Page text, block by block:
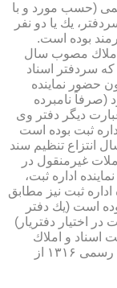
اسناد رسمی (حسب مورد و با
یك یا دو نفر
بوده است.
املاك مصوب سال
۱۳۱۶، در صورتی كه سردفتر اسناد
حضور نماینده
(صرفاً نامبرده
دیگر دفتر وی
ثبت بوده است
بعد، (ازسال ۱۳۱۶، یعنی سال انتزاع تنظیم سند
غیرمنقول در
اداره ثبت،
ثبت نیز مطابق
بوده است (یك دفتر
در اختیار دفتریار)
اسناد و املاك
مصوب ۱۳۱۰ از یك طرف و قانون دفاتر اسناد رسمی ۱۳۱۶ از